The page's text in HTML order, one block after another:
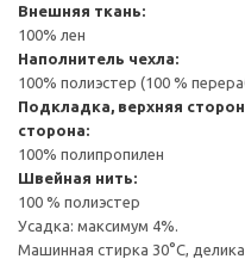
Внешняя ткань:
100% лен
Наполнитель чехла:
100% полиэстер (100 %
Подкладка, верхняя
сторона:
100% полипропилен
Швейная нить:
100 % полиэстер
Усадка: максимум 4%.
Машинная стирка 30°С,